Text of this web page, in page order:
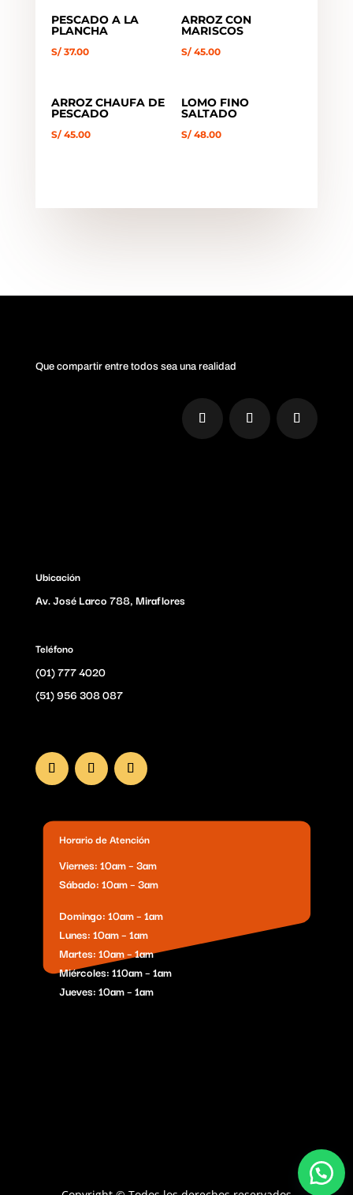
PESCADO A LA
PLANCHA
S/37.00
ARROZ CON
MARISCOS
S/ 45.00
ARROZ CHAUFA DE
PESCADO
S/45.00
LOMO FINO
SALTADO
S/ 48.00
Que compartir entre todos sea una realidad
Ubicación
Av. José Larco 788, Miraflores
Teléfono
(01) 777 4020
(51) 956 308 087
Horario de Atención
Viernes: 10am – 3am
Sábado: 10am – 3am
Domingo: 10am – 1am
Lunes: 10am – 1am
Martes: 10am – 1am
Miércoles: 110am – 1am
Jueves: 10am – 1am